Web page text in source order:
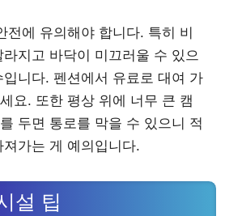
전에 유의해야 합니다. 특히 비
지고 바닥이 미끄러울 수 있으
니다. 펜션에서 유료로 대여 가
요. 또한 평상 위에 너무 큰 캠
두면 통로를 막을 수 있으니 적
가는 게 예의입니다.
설 팁